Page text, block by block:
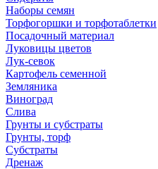
Наборы семян
Торфогоршки и торфотаблетки
Посадочный материал
Луковицы цветов
Лук-севок
Картофель семенной
Земляника
Виноград
Слива
Грунты и субстраты
Грунты, торф
Субстраты
Дренаж